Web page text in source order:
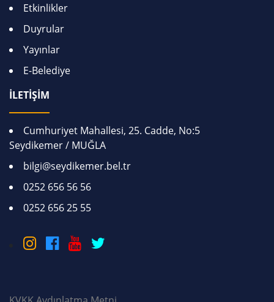
Etkinlikler
Duyrular
Yayınlar
E-Belediye
İLETİŞİM
Cumhuriyet Mahallesi, 25. Cadde, No:5
Seydikemer / MUĞLA
bilgi@seydikemer.bel.tr
0252 656 56 56
0252 656 25 55